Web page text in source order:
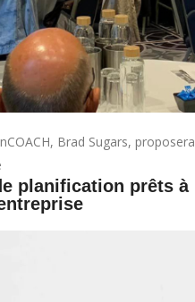
Brad Sugars, proposera
planification prêts à